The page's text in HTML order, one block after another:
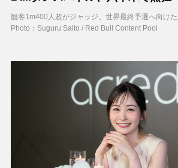
観客1m400人超がジャッジ。世界最終予選へ向け
Photo：Suguru Saito / Red Bull Content Pool